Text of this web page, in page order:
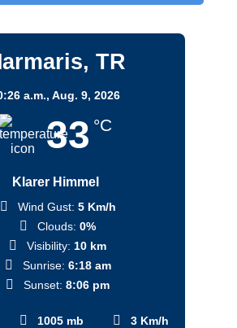
TR
a.m., Aug. 9, 2026
33 °C
Klarer Himmel
1005 mb 3 Km/h
Wind Gust: 5 Km/h
Clouds: 0%
Visibility: 10 km
Sunrise: 6:18 am
Sunset: 8:06 pm